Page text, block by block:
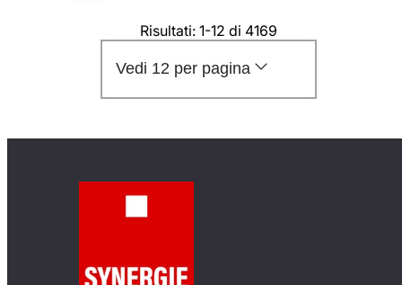
Risultati: 1-12 di 4169
Vedi 12 per pagina